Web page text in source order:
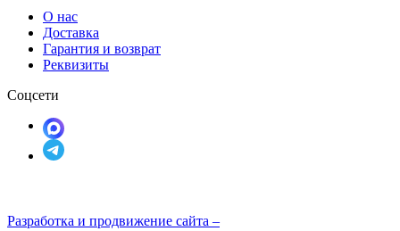
О нас
Доставка
Гарантия и возврат
Реквизиты
Соцсети
Разработка и продвижение сайта –